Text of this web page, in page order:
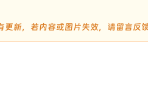
新，若内容或图片失效，请留言反馈